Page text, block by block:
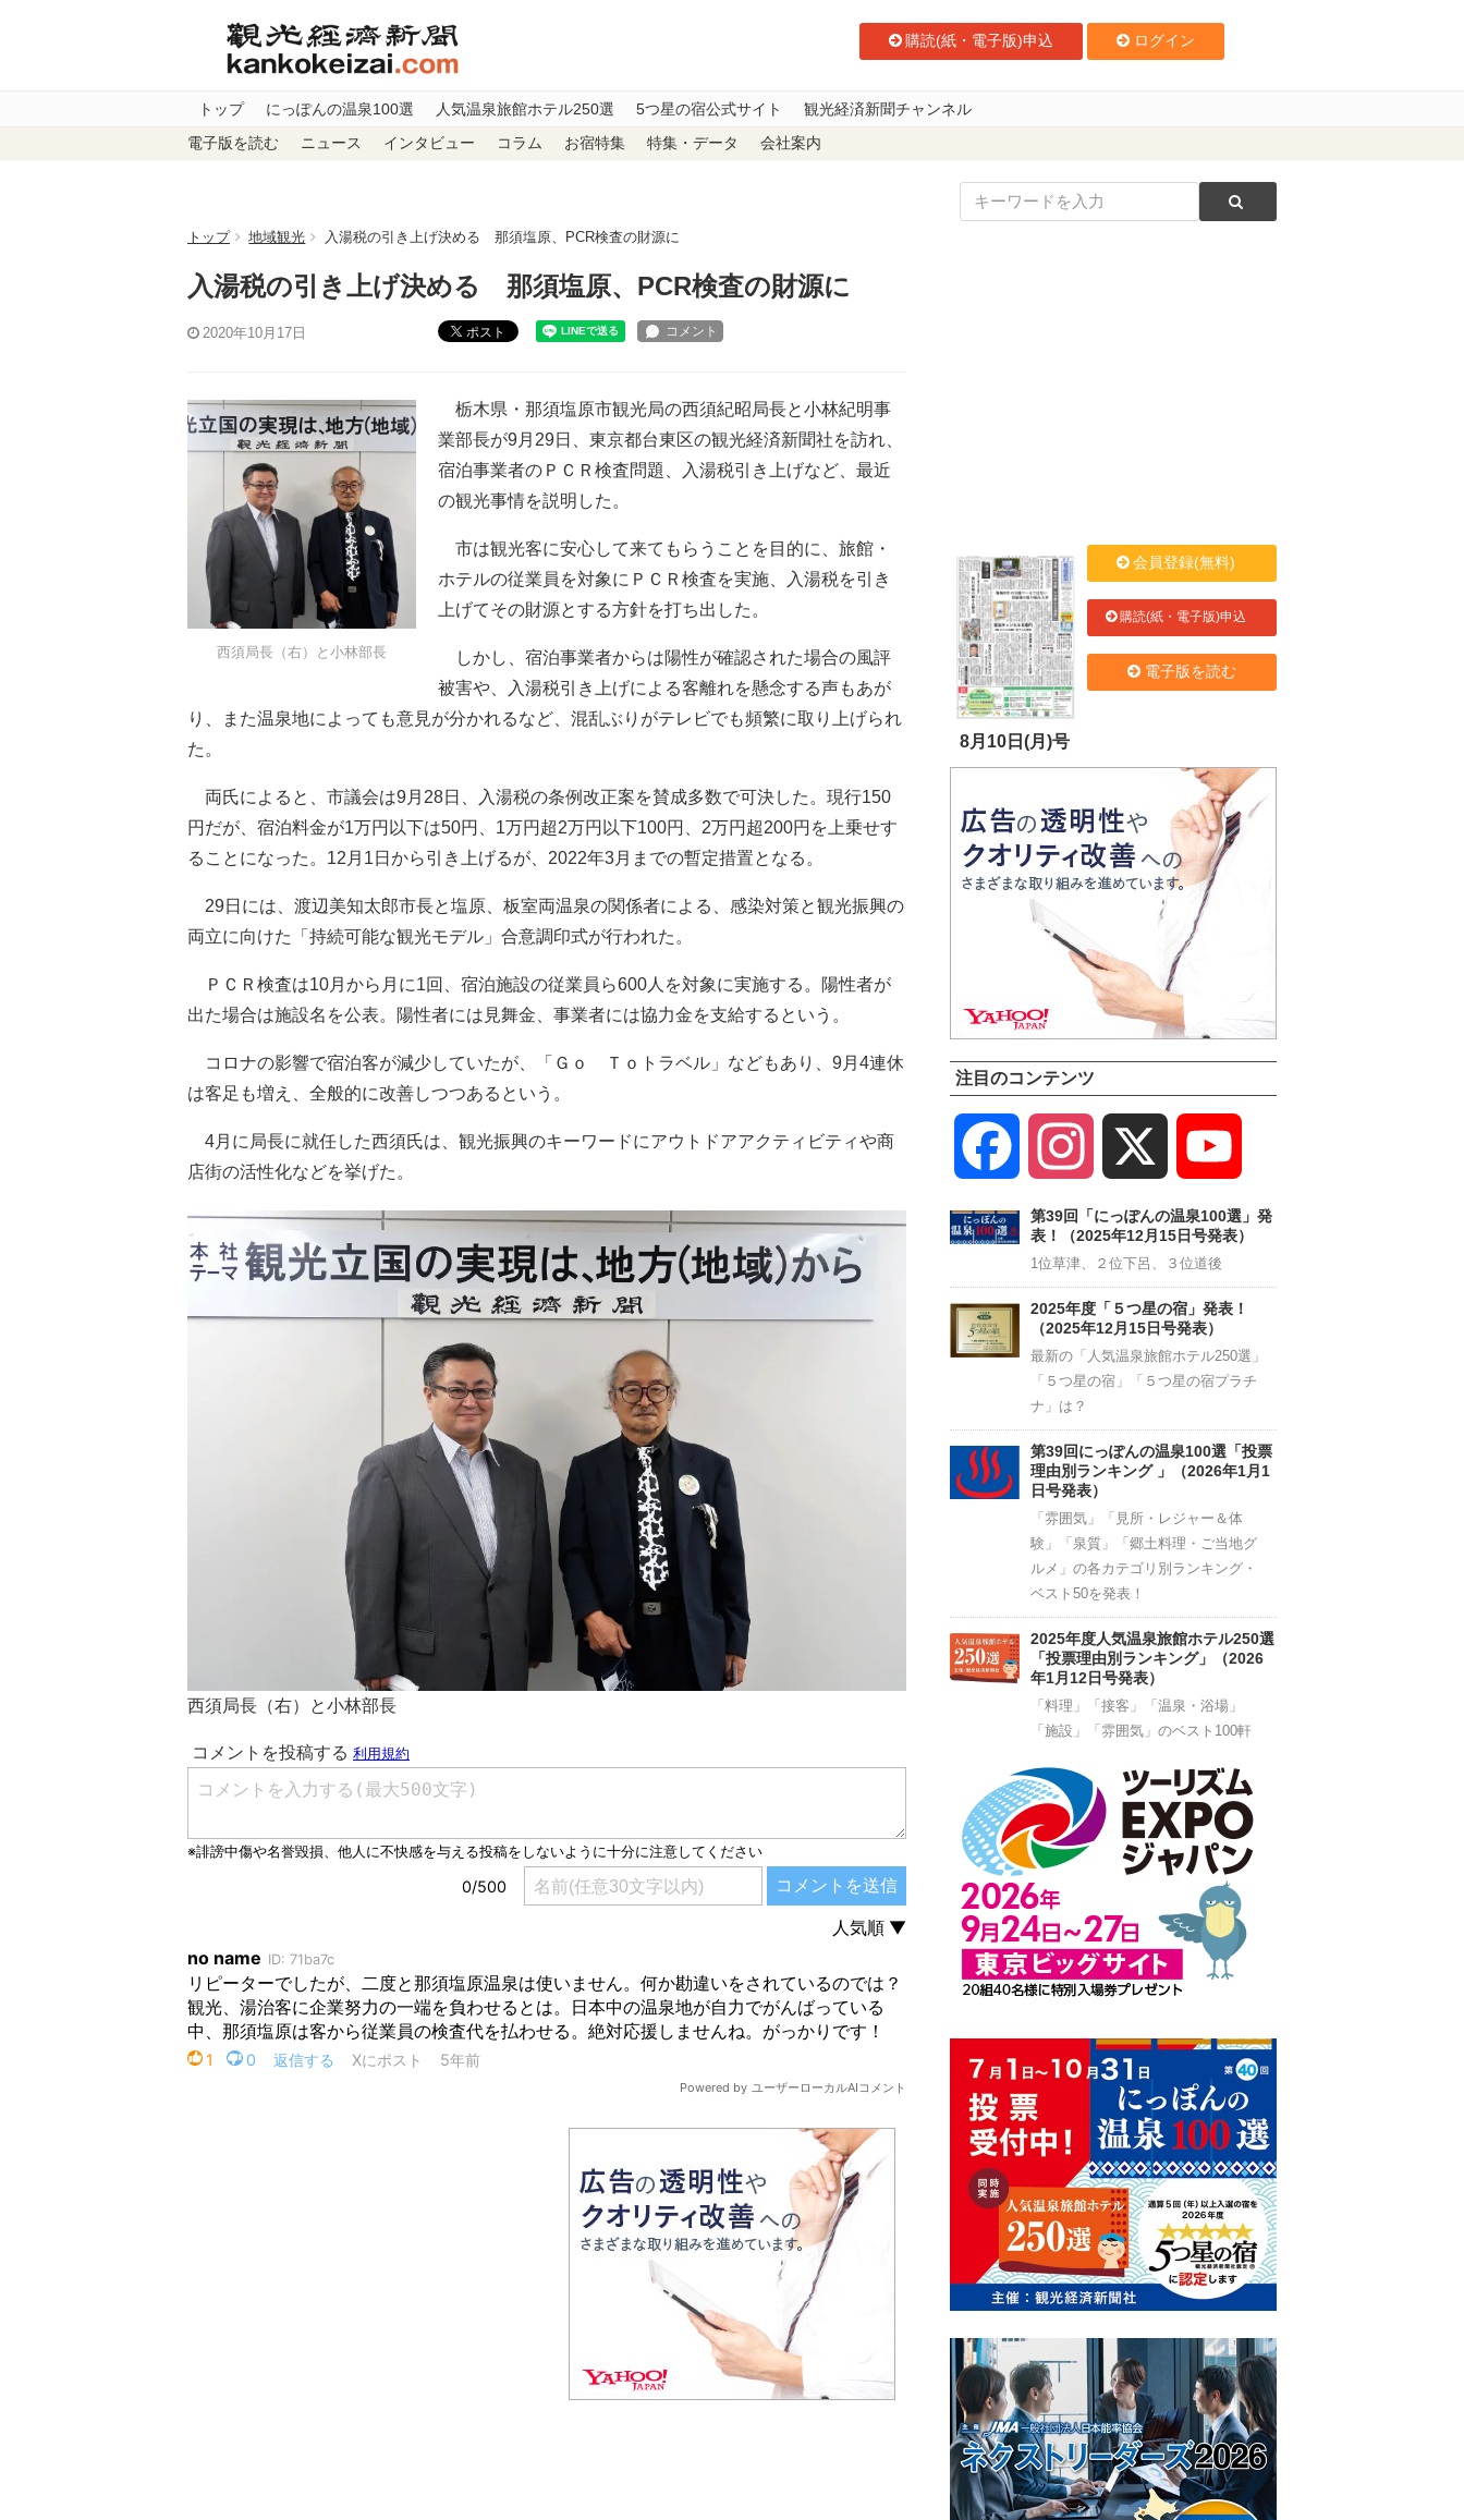
購読(紙・電子版)申込 ログイン
トップ にっぽんの温泉100選 人気温泉旅館ホテル250選 5つ星の宿公式サイト 観光経済新聞チャンネル
電子版を読む ニュース インタビュー コラム お宿特集 特集・データ 会社案内
トップ 地域観光 入湯税の引き上げ決める 那須塩原、PCR検査の財源に
入湯税の引き上げ決める 那須塩原、PCR検査の財源に
2020年10月17日 ポスト
西須局長（右）と小林部長
栃木県・那須塩原市観光局の西須紀昭局長と小林紀明事
業部長が9月29日、東京都台東区の観光経済新聞社を訪れ、
宿泊事業者のＰＣＲ検査問題、入湯税引き上げなど、最近
の観光事情を説明した。
市は観光客に安心して来てもらうことを目的に、旅館・
ホテルの従業員を対象にＰＣＲ検査を実施、入湯税を引き
上げてその財源とする方針を打ち出した。
しかし、宿泊事業者からは陽性が確認された場合の風評
被害や、入湯税引き上げによる客離れを懸念する声もあが
り、また温泉地によっても意見が分かれるなど、混乱ぶりがテレビでも頻繁に取り上げられ
た。
両氏によると、市議会は9月28日、入湯税の条例改正案を賛成多数で可決した。現行150
円だが、宿泊料金が1万円以下は50円、1万円超2万円以下100円、2万円超200円を上乗せす
ることになった。12月1日から引き上げるが、2022年3月までの暫定措置となる。
29日には、渡辺美知太郎市長と塩原、板室両温泉の関係者による、感染対策と観光振興の
両立に向けた「持続可能な観光モデル」合意調印式が行われた。
ＰＣＲ検査は10月から月に1回、宿泊施設の従業員ら600人を対象に実施する。陽性者が
出た場合は施設名を公表。陽性者には見舞金、事業者には協力金を支給するという。
コロナの影響で宿泊客が減少していたが、「Ｇｏ Ｔｏトラベル」などもあり、9月4連休
は客足も増え、全般的に改善しつつあるという。
4月に局長に就任した西須氏は、観光振興のキーワードにアウトドアアクティビティや商
店街の活性化などを挙げた。
西須局長（右）と小林部長
8月10日(月)号
会員登録(無料)
購読(紙・電子版)申込
電子版を読む
注目のコンテンツ
Facebook Instagram
Channel
第39回「にっぽんの温泉100選」発
表！（2025年12月15日号発表）
1位草津、２位下呂、３位道後
2025年度「５つ星の宿」発表！
（2025年12月15日号発表）
最新の「人気温泉旅館ホテル250選」
「５つ星の宿」「５つ星の宿プラチ
ナ」は？
第39回にっぽんの温泉100選「投票
理由別ランキング 」（2026年1月1
日号発表）
「雰囲気」「見所・レジャー＆体
験」「泉質」「郷土料理・ご当地グ
ルメ」の各カテゴリ別ランキング・
ベスト50を発表！
2025年度人気温泉旅館ホテル250選
「投票理由別ランキング」（2026
年1月12日号発表）
「料理」「接客」「温泉・浴場」
「施設」「雰囲気」のベスト100軒